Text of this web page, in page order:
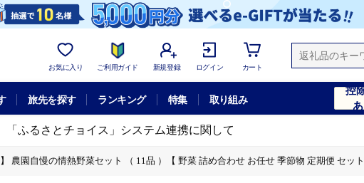
お気に入り ご利用ガイド 新規登録 ログイン カート
旅先を探す ランキング 特集 取り組み
控
「ふるさとチョイス」システム連携に関して
】 農園自慢の情熱野菜セット （ 11品 ）【 野菜 詰め合わせ お任せ 季節物 定期便 セ